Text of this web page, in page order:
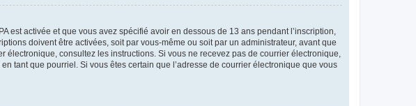
est activée et que vous avez spécifié avoir en dessous de 13 ans pendant l’inscription,
doivent être activées, soit par vous-même ou soit par un administrateur, avant que
consultez les instructions. Si vous ne recevez pas de courrier électronique,
tant que pourriel. Si vous êtes certain que l’adresse de courrier électronique que vous